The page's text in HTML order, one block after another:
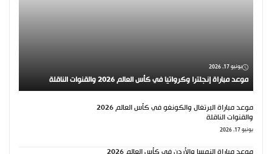
يونيو 17, 2026
موعد مباراة إنجلترا وكرواتيا في كأس العالم 2026 والقنوات الناقلة
موعد مباراة البرتغال والكونغو في كأس العالم 2026
والقنوات الناقلة
يونيو 17, 2026